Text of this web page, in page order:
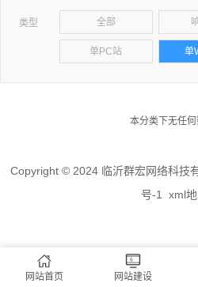
类型 全部
单PC站 单
本分类下无任何
Copyright © 2024 临沂群宏网络科技
号-1
xml
网站首页 网站建设